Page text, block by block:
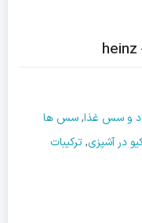
و سس غذا,سس ها
در آشپزی,ترکیبات